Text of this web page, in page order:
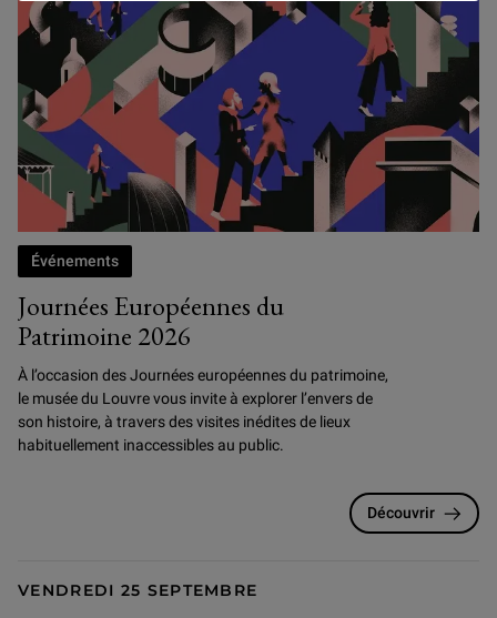
Journées Européennes du
Patrimoine 2026
Événements
À l’occasion des Journées européennes du patrimoine,
le musée du Louvre vous invite à explorer l’envers de
son histoire, à travers des visites inédites de lieux
habituellement inaccessibles au public.
Découvrir
VENDREDI 25 SEPTEMBRE